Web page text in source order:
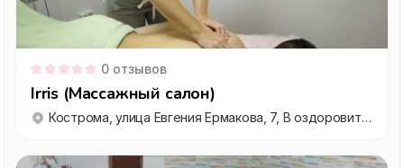
0 отзывов
Irris (Массажный салон)
Кострома, улица Евгения Ермакова, 7, В оздоровительном центре МОРИКИ